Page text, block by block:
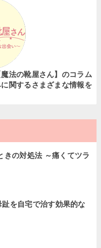
法の靴屋さん】のコラム
関するさまざまな情報を
きの対処法 ～痛くてツラ
を自宅で治す効果的な